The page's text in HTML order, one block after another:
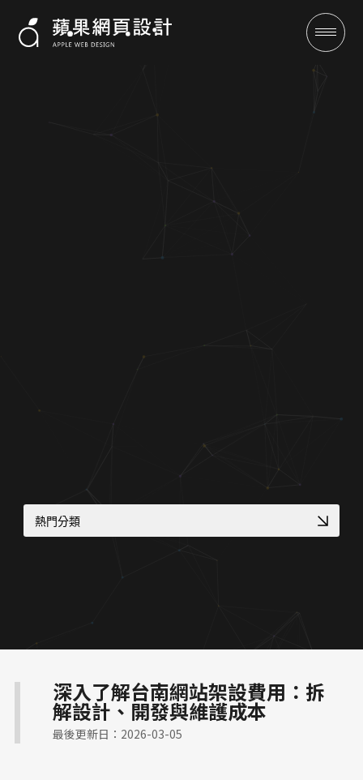
熱門分類
大學院所／系辦網頁設計
品牌官網改版實績
符合醫療法規網頁
幼兒園／私校形象網站
金流物流一站式整合
高質感視覺設計案例
補習班招生官網實績
深入了解台南網站架設費用：拆
解設計、開發與維護成本
最後更新日：2026-03-05